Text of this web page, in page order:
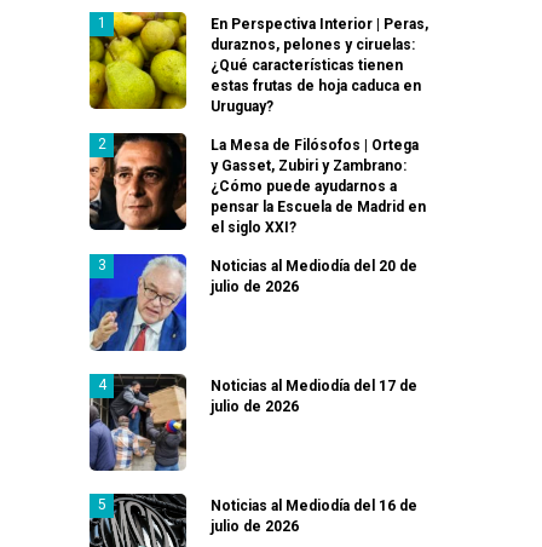
En Perspectiva Interior | Peras,
duraznos, pelones y ciruelas:
¿Qué características tienen
estas frutas de hoja caduca en
Uruguay?
La Mesa de Filósofos | Ortega
y Gasset, Zubiri y Zambrano:
¿Cómo puede ayudarnos a
pensar la Escuela de Madrid en
el siglo XXI?
Noticias al Mediodía del 20 de
julio de 2026
Noticias al Mediodía del 17 de
julio de 2026
Noticias al Mediodía del 16 de
julio de 2026